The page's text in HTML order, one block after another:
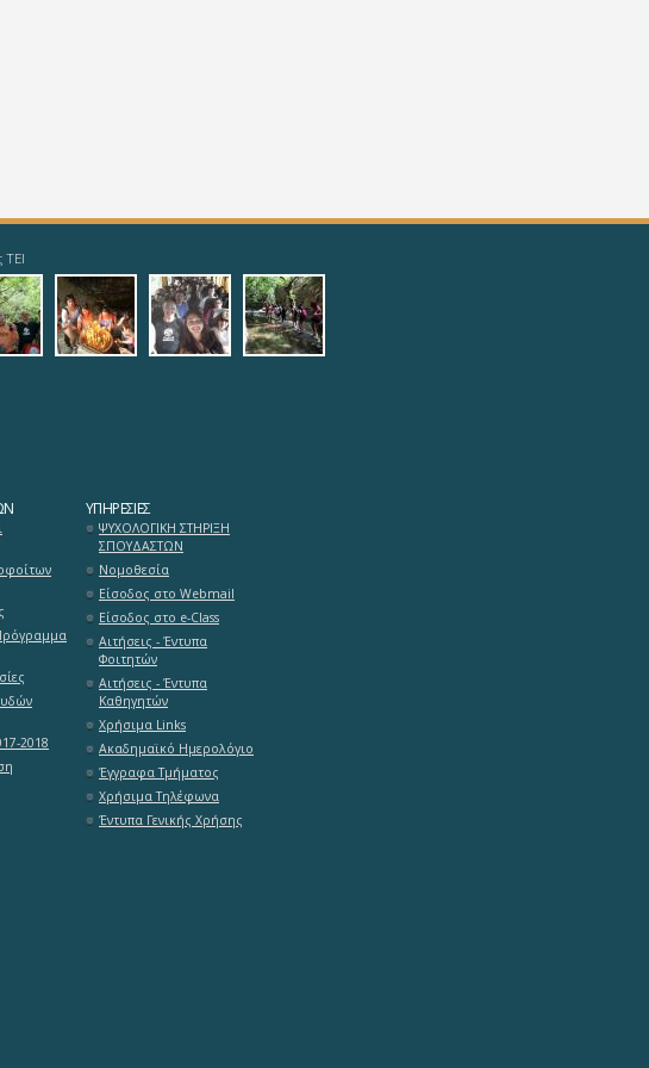
f1_3.jpgf1_4.jpgf1_5.jpg
2018
ΥΠΗΡΕΣΊΕΣ
ΨΥΧΟΛΟΓΙΚΗ ΣΤΗΡΙΞΗ
ΣΠΟΥΔΑΣΤΩΝ
Νομοθεσία
Είσοδος στο Webmail
Είσοδος στο e-Class
Αιτήσεις - Έντυπα
Φοιτητών
Αιτήσεις - Έντυπα
Καθηγητών
Χρήσιμα Links
Ακαδημαϊκό Ημερολόγιο
Έγγραφα Τμήματος
Χρήσιμα Τηλέφωνα
Έντυπα Γενικής Χρήσης